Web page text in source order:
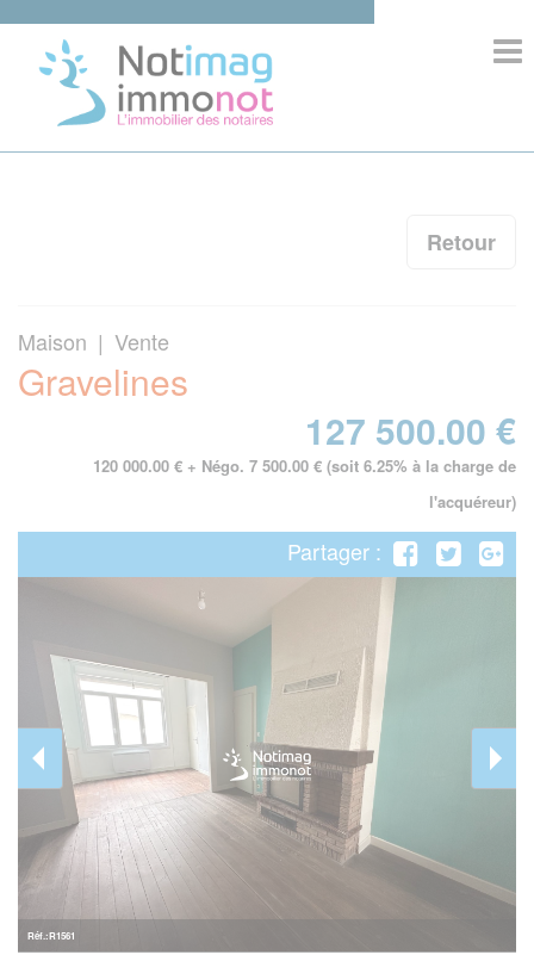
ACCUEIL
INFORMATIONS
Retour
Maison | Vente
Gravelines
127 500.00 €
120 000.00 € + Négo. 7 500.00 € (soit 6.25% à la charge de
l'acquéreur)
Partager :
Réf.:R1561